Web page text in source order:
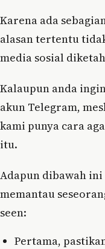
Karena ada
alasan tertentu
media sosial
Kalaupun anda
akun Telegram,
kami punya cara
itu.
Adapun dibawah
memantau
seen:
Pertama,